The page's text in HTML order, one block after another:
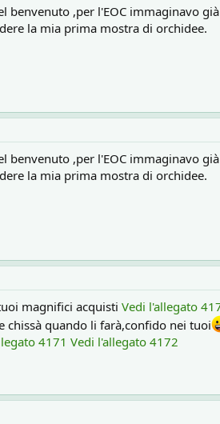
benvenuto ,per l'EOC immaginavo
la mia prima mostra di orchidee.
benvenuto ,per l'EOC immaginavo
la mia prima mostra di orchidee.
magnifici acquisti Vedi l'allegato
chissà quando li farà,confido nei tuoi
4171 Vedi l'allegato 4172